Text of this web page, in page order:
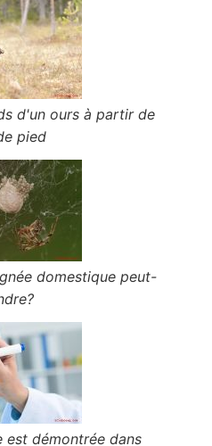
d'un ours à partir de
pied
domestique peut-
est démontrée dans